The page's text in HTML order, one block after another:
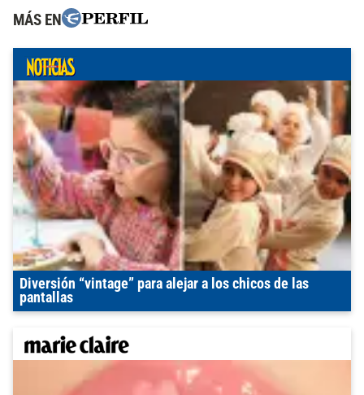
MÁS EN
Diversión “vintage” para alejar a los chicos de las
pantallas